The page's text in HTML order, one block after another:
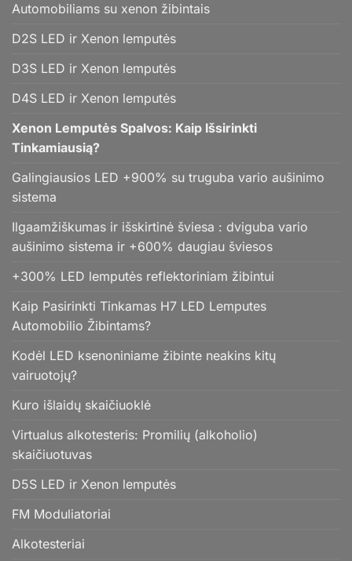
Automobiliams su xenon žibintais
D2S LED ir Xenon lemputės
D3S LED ir Xenon lemputės
D4S LED ir Xenon lemputės
Xenon Lemputės Spalvos: Kaip Išsirinkti
Tinkamiausią?
Galingiausios LED +900% su truguba vario aušinimo
sistema
Ilgaamžiškumas ir išskirtinė šviesa : dviguba vario
aušinimo sistema ir +600% daugiau šviesos
+300% LED lemputės reflektoriniam žibintui
Kaip Pasirinkti Tinkamas H7 LED Lemputes
Automobilio Žibintams?
Kodėl LED ksenoniniame žibinte neakins kitų
vairuotojų?
Kuro išlaidų skaičiuoklė
Virtualus alkotesteris: Promilių (alkoholio)
skaičiuotuvas
D5S LED ir Xenon lemputės
FM Moduliatoriai
Alkotesteriai